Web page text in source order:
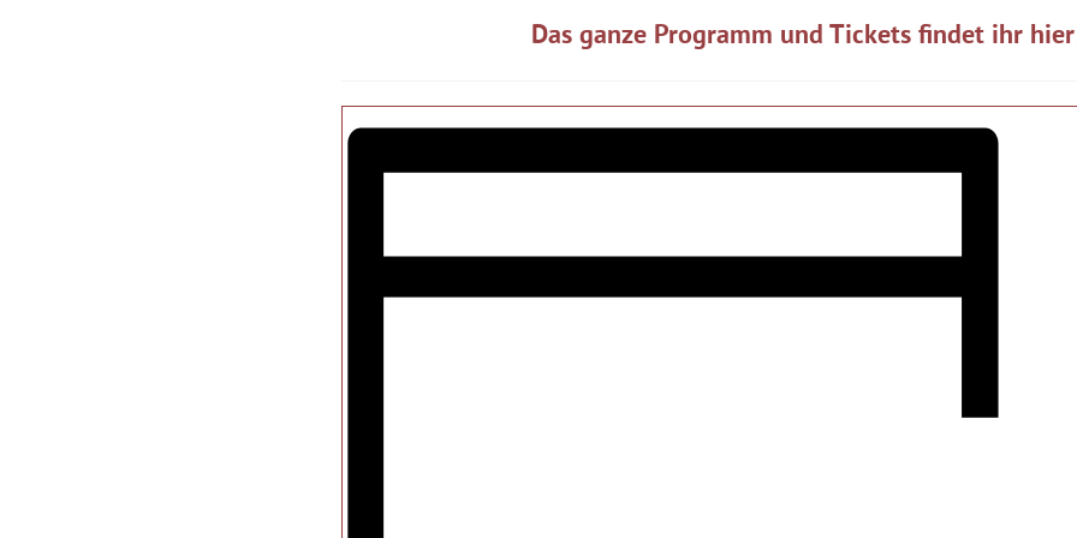
Das ganze Programm und Tickets findet ihr